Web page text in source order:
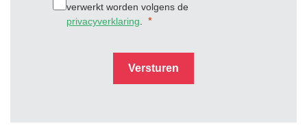
verwerkt worden volgens de
privacyverklaring
Versturen